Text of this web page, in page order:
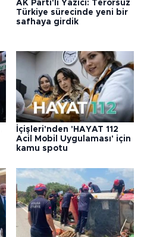
AK Parti'li Yazıcı: Terörsüz
Türkiye sürecinde yeni bir
safhaya girdik
İçişleri'nden 'HAYAT 112
Acil Mobil Uygulaması' için
kamu spotu